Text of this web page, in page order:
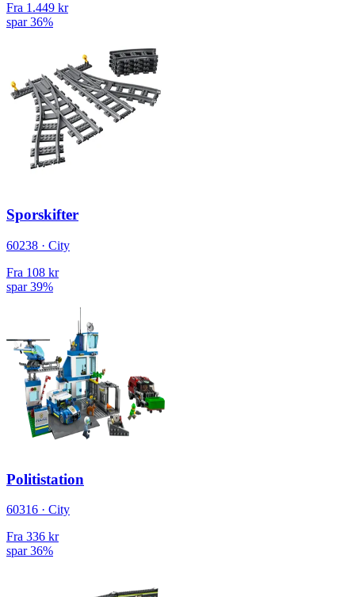
Fra 1.449 kr
spar 36%
Sporskifter
60238 · City
Fra 108 kr
spar 39%
Politistation
60316 · City
Fra 336 kr
spar 36%